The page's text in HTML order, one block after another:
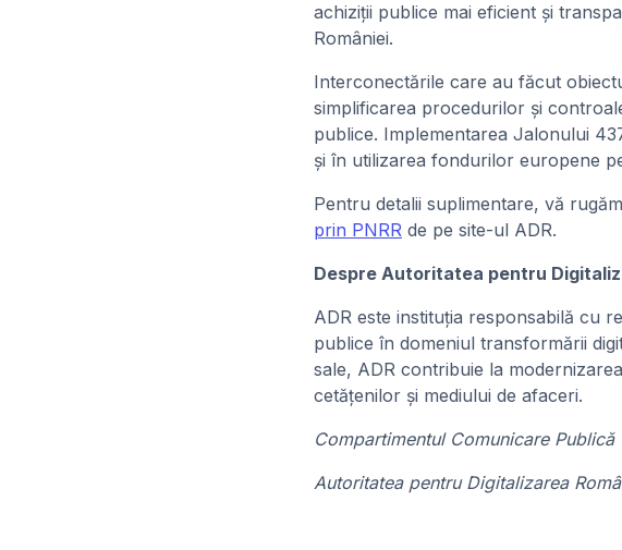
achiziții publice mai eficient și
României.
Interconectările care au făcut
simplificarea procedurilor și
publice. Implementarea Jalonului
și în utilizarea fondurilor europene
Pentru detalii suplimentare, vă
prin PNRR de pe site-ul ADR.
Despre Autoritatea pentru
ADR este instituția responsabilă cu
publice în domeniul transformării
sale, ADR contribuie la
cetățenilor și mediului de afaceri.
Compartimentul Comunicare Publică
Autoritatea pentru Digitalizarea